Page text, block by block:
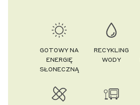
GOTOWY NA
ENERGIĘ
SŁONECZNĄ
RECYKLING
WODY